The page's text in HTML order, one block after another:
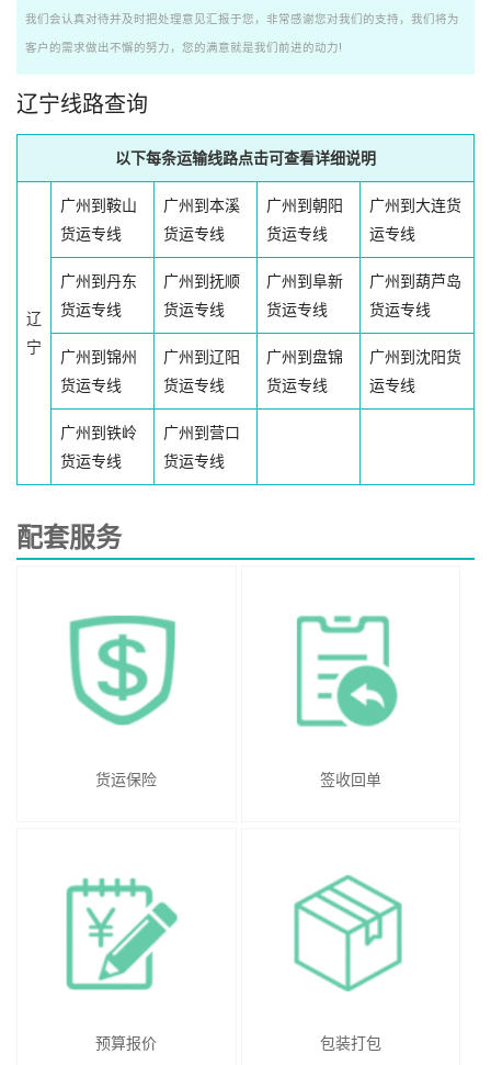
我们会认真对待并及时把处理意见汇报于您，非常感谢您对我们的支持，我们将为
客户的需求做出不懈的努力，您的满意就是我们前进的动力!
辽宁线路查询
以下每条运输线路点击可查看详细说明
辽
宁
广州到鞍山
货运专线
广州到本溪
货运专线
广州到朝阳
货运专线
广州到大连货
运专线
广州到丹东
货运专线
广州到抚顺
货运专线
广州到阜新
货运专线
广州到葫芦岛
货运专线
广州到锦州
货运专线
广州到辽阳
货运专线
广州到盘锦
货运专线
广州到沈阳货
运专线
广州到铁岭
货运专线
广州到营口
货运专线
配套服务
货运保险 签收回单
预算报价 包装打包